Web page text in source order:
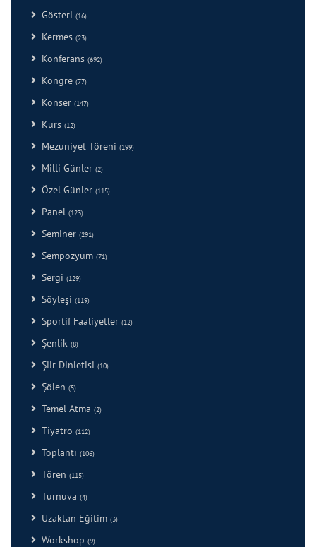
Gösteri (16)
Kermes (23)
Konferans (692)
Kongre (77)
Konser (147)
Kurs (12)
Mezuniyet Töreni (199)
Milli Günler (2)
Özel Günler (115)
Panel (123)
Seminer (291)
Sempozyum (71)
Sergi (129)
Söyleşi (119)
Sportif Faaliyetler (12)
Şenlik (8)
Şiir Dinletisi (10)
Şölen (5)
Temel Atma (2)
Tiyatro (112)
Toplantı (106)
Tören (115)
Turnuva (4)
Uzaktan Eğitim (3)
Workshop (9)